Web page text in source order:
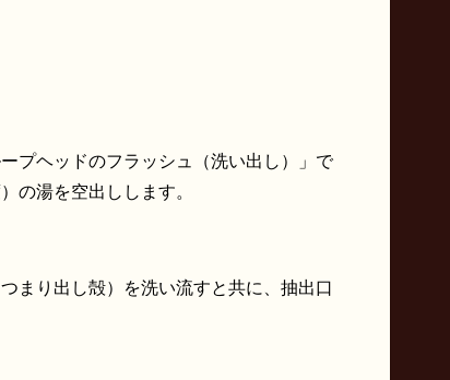
プヘッドのフラッシュ（洗い出し）」で
の湯を空出しします。
まり出し殻）を洗い流すと共に、抽出口